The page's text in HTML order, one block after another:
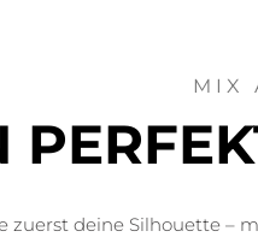
MIX
zuerst deine Silhouette –